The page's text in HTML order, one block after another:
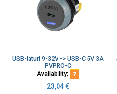
USB-laturi 9-32V -> USB-C 5V 3A
PVPRO-C
Availability:
23,04€